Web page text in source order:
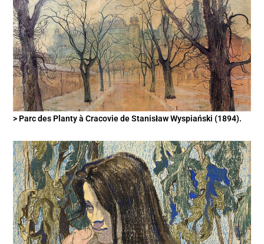
> Parc des Planty à Cracovie de Stanisław Wyspiański (1894).